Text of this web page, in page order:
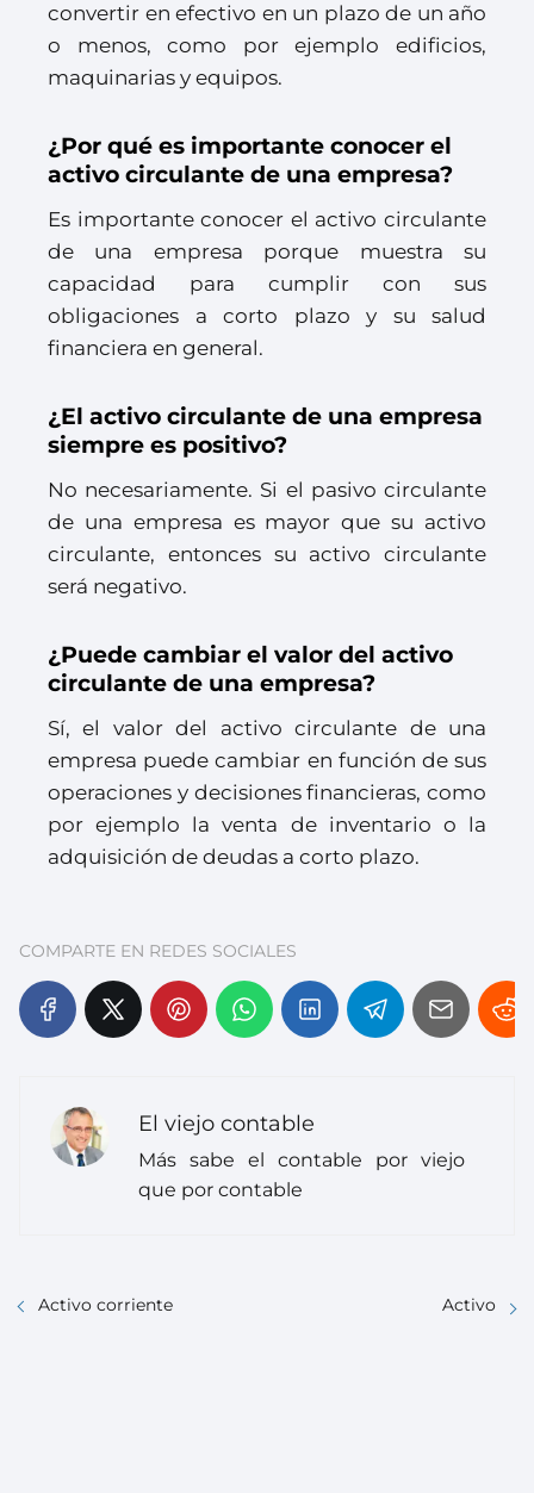
convertir en efectivo en un plazo de un año
o menos, como por ejemplo edificios,
maquinarias y equipos.
¿Por qué es importante conocer el
activo circulante de una empresa?
Es importante conocer el activo circulante
de una empresa porque muestra su
capacidad para cumplir con sus
obligaciones a corto plazo y su salud
financiera en general.
¿El activo circulante de una empresa
siempre es positivo?
No necesariamente. Si el pasivo circulante
de una empresa es mayor que su activo
circulante, entonces su activo circulante
será negativo.
¿Puede cambiar el valor del activo
circulante de una empresa?
Sí, el valor del activo circulante de una
empresa puede cambiar en función de sus
operaciones y decisiones financieras, como
por ejemplo la venta de inventario o la
adquisición de deudas a corto plazo.
COMPARTE EN REDES SOCIALES
El viejo contable
Más sabe el contable por viejo
que por contable
Activo corriente Activo